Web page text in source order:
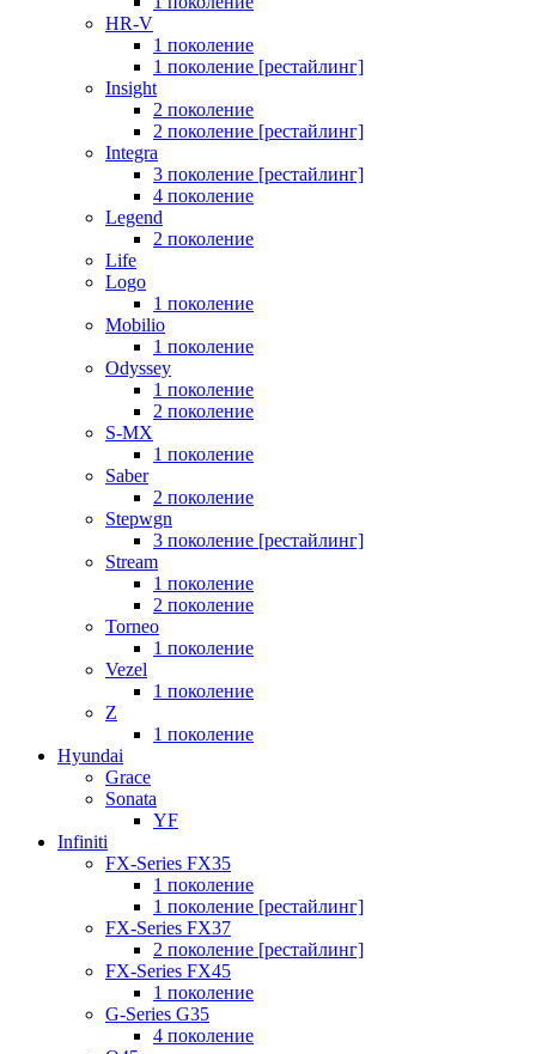
HR-V
1 поколение
1 поколение [рестайлинг]
Insight
2 поколение
2 поколение [рестайлинг]
Integra
3 поколение [рестайлинг]
4 поколение
Legend
2 поколение
Life
Logo
1 поколение
Mobilio
1 поколение
Odyssey
1 поколение
2 поколение
S-MX
1 поколение
Saber
2 поколение
Stepwgn
3 поколение [рестайлинг]
Stream
1 поколение
2 поколение
Torneo
1 поколение
Vezel
1 поколение
Z
1 поколение
Hyundai
Grace
Sonata
YF
Infiniti
FX-Series FX35
1 поколение
1 поколение [рестайлинг]
FX-Series FX37
2 поколение [рестайлинг]
FX-Series FX45
1 поколение
G-Series G35
4 поколение